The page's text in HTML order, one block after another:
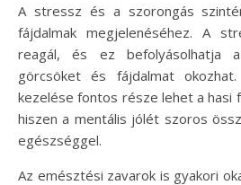
A stressz és a szorongás
fájdalmak megjelenéséhez. A
reagál, és ez befolyásolhatja
görcsöket és fájdalmat
kezelése fontos része lehet a hasi
hiszen a mentális jólét szoros
egészséggel.
Az emésztési zavarok is gyakori